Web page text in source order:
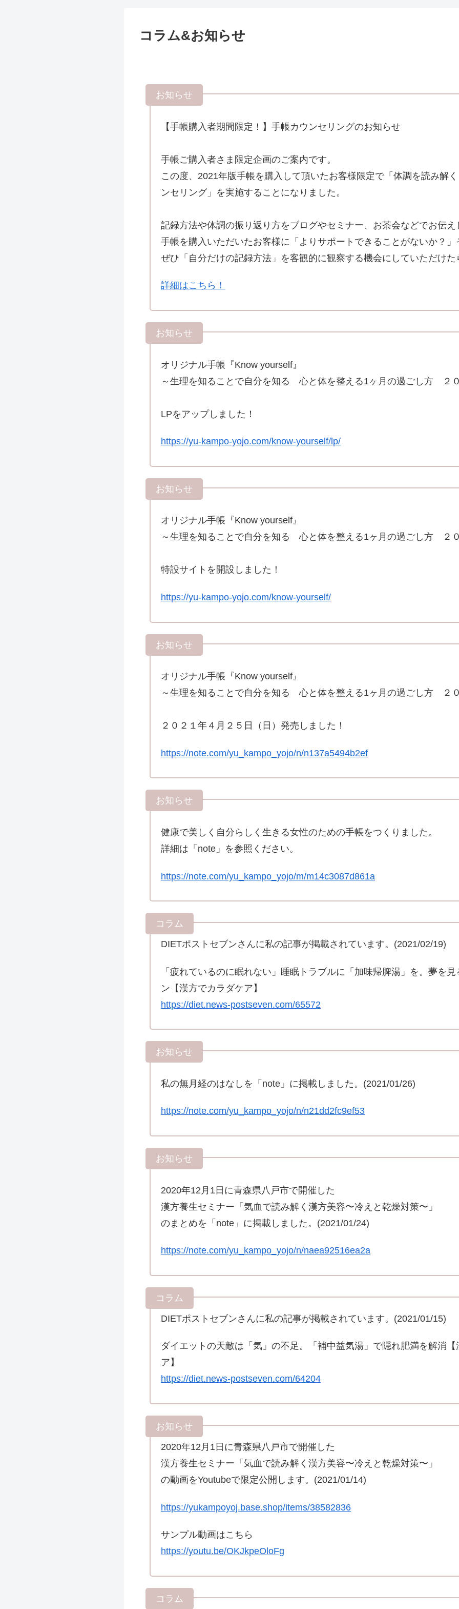
コラム&お知らせ
【手帳購入者期間限定！】手帳カウンセリングのお知らせ
手帳ご購入者さま限定企画のご案内です。
この度、2021年版手帳を購入して頂いたお客様限定で「体調を読み解
ンセリング」を実施することになりました。
記録方法や体調の振り返り方をブログやセミナー、お茶会などでお伝
手帳を購入いただいたお客様に「よりサポートできることがないか？
ぜひ「自分だけの記録方法」を客観的に観察する機会にしていただけた
詳細はこちら！
オリジナル手帳『Know yourself』
～生理を知ることで自分を知る 心と体を整える1ヶ月の過ごし方 ２
LPをアップしました！
https://yu-kampo-yojo.com/know-yourself/lp/
オリジナル手帳『Know yourself』
～生理を知ることで自分を知る 心と体を整える1ヶ月の過ごし方 ２
特設サイトを開設しました！
https://yu-kampo-yojo.com/know-yourself/
オリジナル手帳『Know yourself』
～生理を知ることで自分を知る 心と体を整える1ヶ月の過ごし方 ２
２０２１年４月２５日（日）発売しました！
https://note.com/yu_kampo_yojo/n/n137a5494b2ef
健康で美しく自分らしく生きる女性のための手帳をつくりました。
詳細は「note」を参照ください。
https://note.com/yu_kampo_yojo/m/m14c3087d861a
DIETポストセブンさんに私の記事が掲載されています。(2021/02/19)
「疲れているのに眠れない」睡眠トラブルに「加味帰脾湯」を。夢を
ン【漢方でカラダケア】
https://diet.news-postseven.com/65572
私の無月経のはなしを「note」に掲載しました。(2021/01/26)
https://note.com/yu_kampo_yojo/n/n21dd2fc9ef53
2020年12月1日に青森県八戸市で開催した
漢方養生セミナー「気血で読み解く漢方美容〜冷えと乾燥対策〜」
のまとめを「note」に掲載しました。(2021/01/24)
https://note.com/yu_kampo_yojo/n/naea92516ea2a
DIETポストセブンさんに私の記事が掲載されています。(2021/01/15)
ダイエットの天敵は「気」の不足。「補中益気湯」で隠れ肥満を解消
ア】
https://diet.news-postseven.com/64204
2020年12月1日に青森県八戸市で開催した
漢方養生セミナー「気血で読み解く漢方美容〜冷えと乾燥対策〜」
の動画をYoutubeで限定公開します。(2021/01/14)
https://yukampoyoj.base.shop/items/38582836
サンプル動画はこちら
https://youtu.be/OKJkpeOloFg